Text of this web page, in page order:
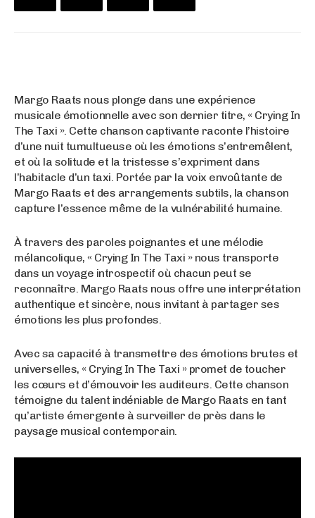
Margo Raats nous plonge dans une expérience
musicale émotionnelle avec son dernier titre, « Crying In
The Taxi ». Cette chanson captivante raconte l’histoire
d’une nuit tumultueuse où les émotions s’entremêlent,
et où la solitude et la tristesse s’expriment dans
l’habitacle d’un taxi. Portée par la voix envoûtante de
Margo Raats et des arrangements subtils, la chanson
capture l’essence même de la vulnérabilité humaine.
À travers des paroles poignantes et une mélodie
mélancolique, « Crying In The Taxi » nous transporte
dans un voyage introspectif où chacun peut se
reconnaître. Margo Raats nous offre une interprétation
authentique et sincère, nous invitant à partager ses
émotions les plus profondes.
Avec sa capacité à transmettre des émotions brutes et
universelles, « Crying In The Taxi » promet de toucher
les cœurs et d’émouvoir les auditeurs. Cette chanson
témoigne du talent indéniable de Margo Raats en tant
qu’artiste émergente à surveiller de près dans le
paysage musical contemporain.